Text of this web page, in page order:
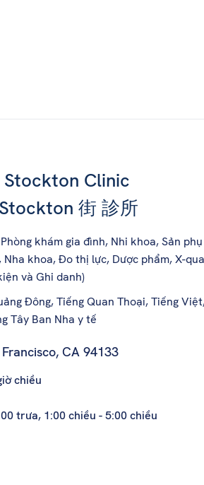
Clinic
街 診所
khám gia đình, Nhi khoa, Sản
khoa, Đo thị lực, Dược phẩm, X-
và Ghi danh)
Đông, Tiếng Quan Thoại, Tiếng
Tây Ban Nha y tế
CA 94133
chiều
trưa, 1:00 chiều - 5:00 chiều